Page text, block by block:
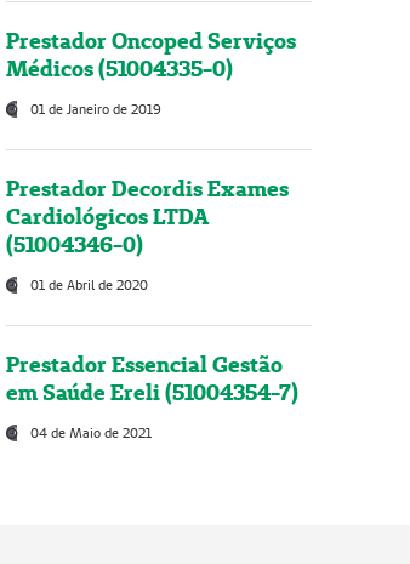
Prestador Oncoped Serviços
Médicos (51004335-0)
01 de Janeiro de 2019
Prestador Decordis Exames
Cardiológicos LTDA
(51004346-0)
01 de Abril de 2020
Prestador Essencial Gestão
em Saúde Ereli (51004354-7)
04 de Maio de 2021